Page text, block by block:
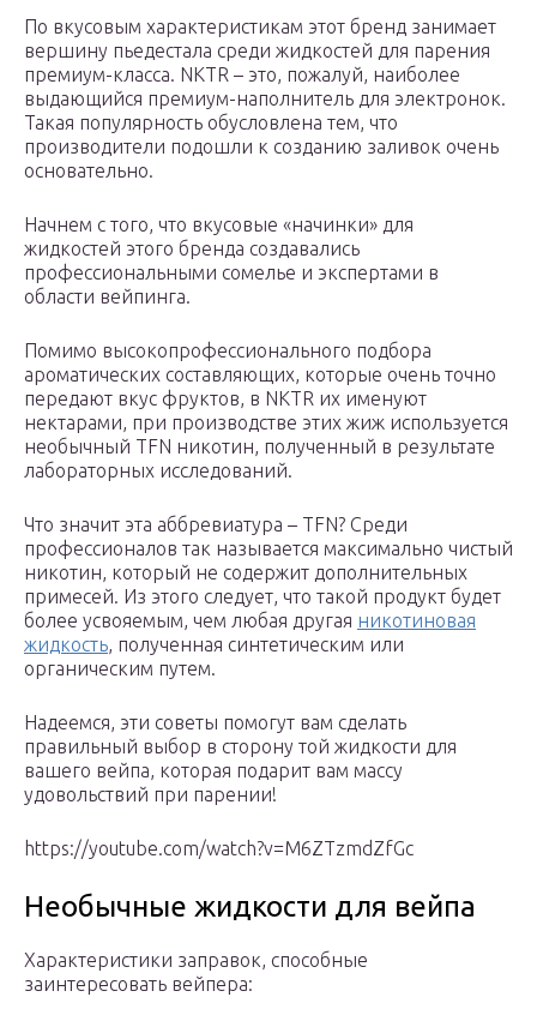
По вкусовым характеристикам этот бренд занимает
вершину пьедестала среди жидкостей для парения
премиум-класса. NKTR – это, пожалуй, наиболее
выдающийся премиум-наполнитель для электронок.
Такая популярность обусловлена тем, что
производители подошли к созданию заливок очень
основательно.
Начнем с того, что вкусовые «начинки» для
жидкостей этого бренда создавались
профессиональными сомелье и экспертами в
области вейпинга.
Помимо высокопрофессионального подбора
ароматических составляющих, которые очень точно
передают вкус фруктов, в NKTR их именуют
нектарами, при производстве этих жиж используется
необычный TFN никотин, полученный в результате
лабораторных исследований.
Что значит эта аббревиатура – TFN? Среди
профессионалов так называется максимально чистый
никотин, который не содержит дополнительных
примесей. Из этого следует, что такой продукт будет
более усвояемым, чем любая другая никотиновая
жидкость, полученная синтетическим или
органическим путем.
Надеемся, эти советы помогут вам сделать
правильный выбор в сторону той жидкости для
вашего вейпа, которая подарит вам массу
удовольствий при парении!
https://youtube.com/watch?v=M6ZTzmdZfGc
Необычные жидкости для вейпа
Характеристики заправок, способные
заинтересовать вейпера: